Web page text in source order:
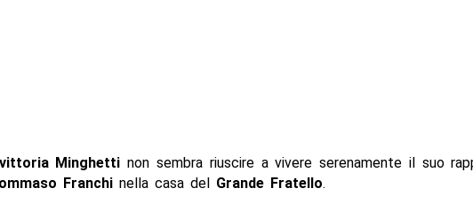
Minghetti non sembra riuscire a vivere serenamente il suo
Franchinella casa del Grande Fratello.